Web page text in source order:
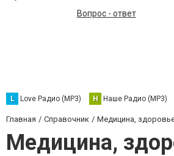
Вопрос - ответ
L Love Радио (MP3) Н Наше Радио (MP3)
Главная Справочник Медицина,
Медицина,